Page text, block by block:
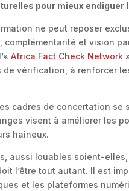
pour mieux endiguer
ne peut reposer
et vision
Africa Fact Check Network
de vérification, à renforcer
cadres de concertation se
visent à améliorer les
haineux.
aussi louables soient-
l’être tout autant. Il est
et les plateformes